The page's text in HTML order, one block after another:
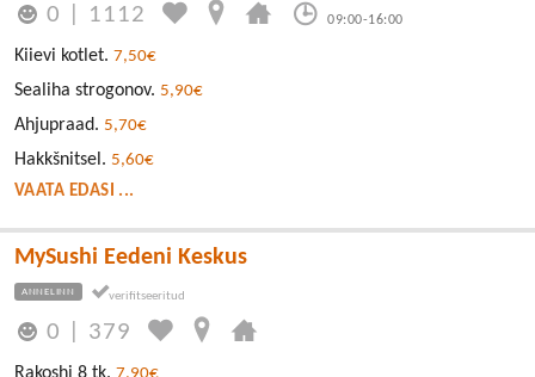
0 1112 09:00-16:00
Kiievi kotlet. 7,50€
Sealiha strogonov. 5,90€
Ahjupraad. 5,70€
Hakkšnitsel. 5,60€
VAATA EDASI ...
MySushi Eedeni Keskus
ANNELINN
0 379